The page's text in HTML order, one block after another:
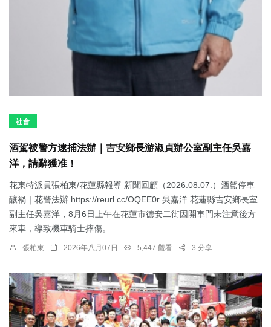
社會
酒駕被警方逮捕法辦｜吉安鄉長游淑貞辦公室副主任吳嘉
洋，請辭獲准！
花東特派員張柏東/花蓮縣報導 新聞回顧（2026.08.07.）酒駕停車
釀禍｜花警法辦 https://reurl.cc/OQEE0r 吳嘉洋 花蓮縣吉安鄉長室
副主任吳嘉洋，8月6日上午在花蓮市德安二街因開車門未注意後方
來車，導致機車騎士摔傷。...
張柏東 2026年八月07日 5,447 觀看 3 分享